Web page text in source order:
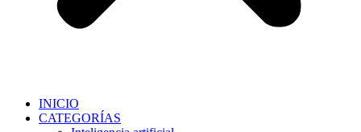
INICIO
CATEGORÍAS